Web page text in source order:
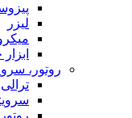
لیزر
روتور،
ترالی